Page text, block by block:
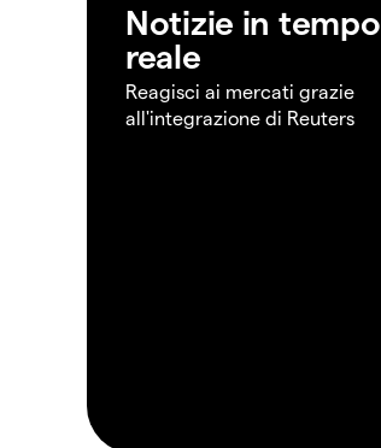
Notizie in tempo
reale
Reagisci ai mercati grazie
all'integrazione di Reuters